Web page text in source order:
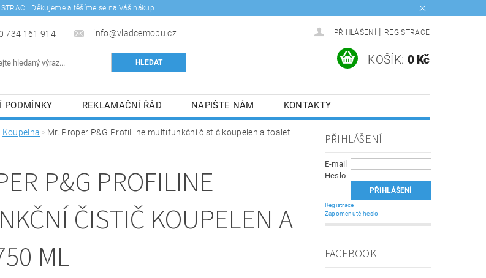
Děkujeme a těšíme se na Váš nákup.
734 161 914 info@vladcemopu.cz PŘIHLÁŠENÍ REGISTRACE
KOŠÍK: 0 Kč
PODMÍNKY REKLAMAČNÍ ŘÁD NAPIŠTE NÁM
KONTAKTY
OSOBNÍCH ÚDAJŮ.
Koupelna
Mr. Proper P&G ProfiLine multifunkční čistič koupelen a toalet
P&G PROFILINE
ČISTIČ KOUPELEN A
ML
PŘIHLÁŠENÍ
E-mail
Heslo
Registrace
Zapomenuté heslo
FACEBOOK